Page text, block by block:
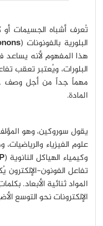
تُعرف أشباه الجسيمات أو
البلورية بالفونونات (
هذا المفهوم لأنه
البلورات، ويُعتبر تعقب
مهماً جداً من أجل وصف
المادة.
يقول سوروكين، وهو
علوم الفيزياء
وكيمياء الهياكل النانوية (
تفاعل الفونون-الإلكترون
المواد ثنائية الأبعاد.
الإلكترونات نحو التوسع